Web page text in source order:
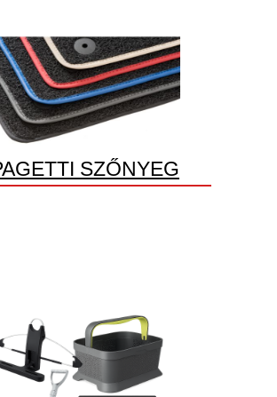
SZŐNYEG